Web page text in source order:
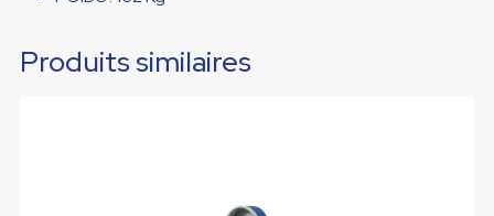
Produits similaires